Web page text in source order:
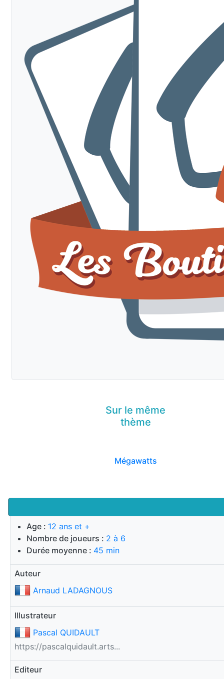
Age : 12 ans et +
Nombre de joueurs : 2 à 6
Durée moyenne : 45 min
Auteur
Arnaud LADAGNOUS
Illustrateur
Pascal QUIDAULT
https://pascalquidault.arts...
Editeur
Sur le même
thème
Mégawatts